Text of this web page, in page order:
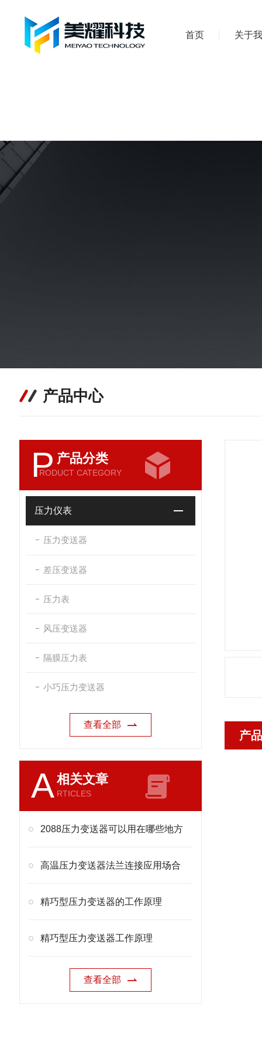
首页 关于
产品中心
P 产品分类
RODUCT CATEGORY
压力仪表
压力变送器
差压变送器
压力表
风压变送器
隔膜压力表
小巧压力变送器
查看全部
A相关文章
RTICLES
2088压力变送器可以用在哪些地方
高温压力变送器法兰连接应用场合
精巧型压力变送器的工作原理
精巧型压力变送器工作原理
查看全部
产